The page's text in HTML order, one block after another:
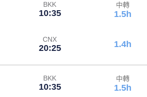
BKK
10:35
中轉
1.5h
CNX
20:25 1.4h
BKK
10:35
中轉
1.5h